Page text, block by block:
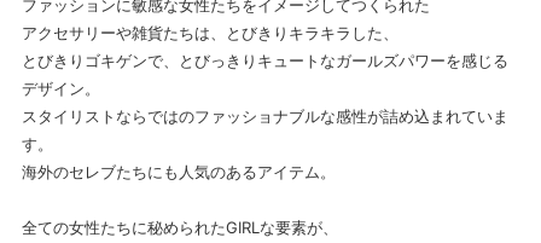
ファッションに敏感な女性たちをイメージしてつくられた
アクセサリーや雑貨たちは、とびきりキラキラした、
とびきりゴキゲンで、とびっきりキュートなガールズパワーを感じる
デザイン。
スタイリストならではのファッショナブルな感性が詰め込まれていま
す。
海外のセレブたちにも人気のあるアイテム。
全ての女性たちに秘められたGIRLな要素が、